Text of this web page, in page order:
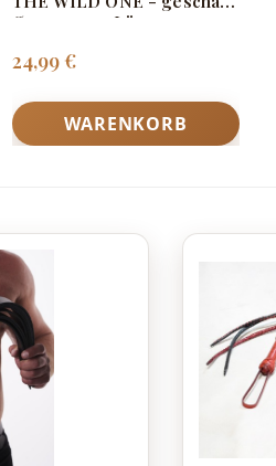
Ø ca. 10mm, Länge ca.
Regulärer Preis:
24,99 €
WARENKORB